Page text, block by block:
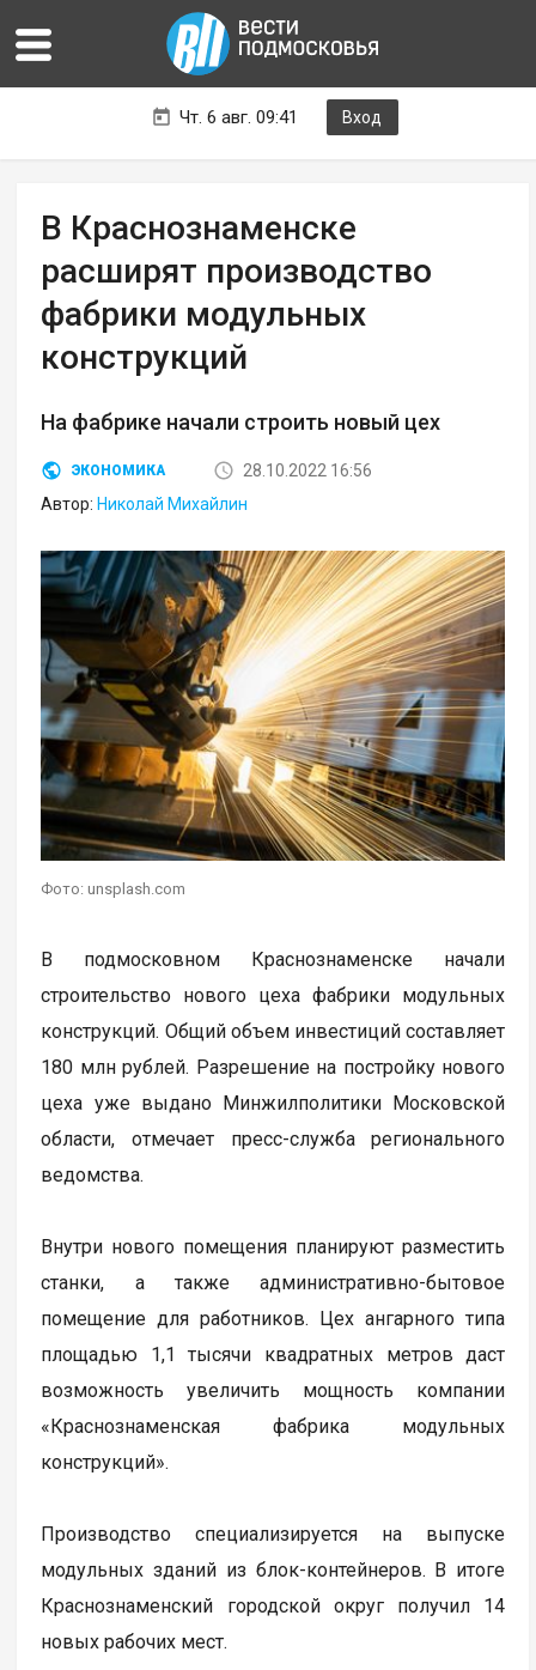
Чт. 6 авг. 09:41 Вход
В Краснознаменске
расширят производство
фабрики модульных
конструкций
На фабрике начали строить новый цех
ЭКОНОМИКА
28.10.2022 16:56
Автор: Николай Михайлин
Фото: unsplash.com
В подмосковном Краснознаменске начали
строительство нового цеха фабрики модульных
конструкций. Общий объем инвестиций составляет
180 млн рублей. Разрешение на постройку нового
цеха уже выдано Минжилполитики Московской
области, отмечает пресс-служба регионального
ведомства.
Внутри нового помещения планируют разместить
станки, а также административно-бытовое
помещение для работников. Цех ангарного типа
площадью 1,1 тысячи квадратных метров даст
возможность увеличить мощность компании
«Краснознаменская фабрика модульных
конструкций».
Производство специализируется на выпуске
модульных зданий из блок-контейнеров. В итоге
Краснознаменский городской округ получил 14
новых рабочих мест.